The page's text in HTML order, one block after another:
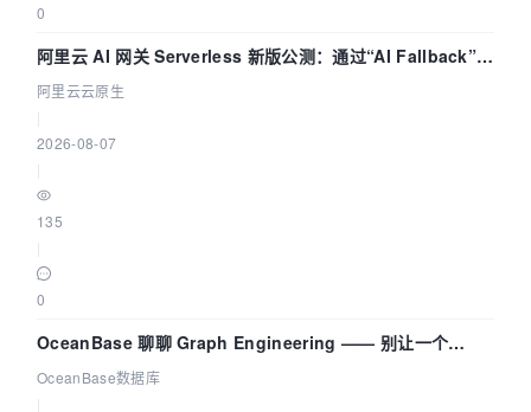
0
阿里云 AI 网关 Serverless 新版公测：通过“AI Fallback”与
拓扑可视化构建 AI 流量治理底座
阿里云云原生
2026-08-07
135
0
OceanBase 聊聊 Graph Engineering —— 别让一个
Agent 既当运动员又
OceanBase数据库